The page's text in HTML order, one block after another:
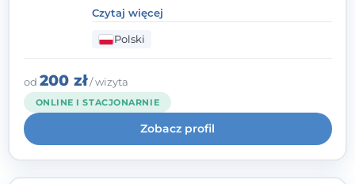
doświadczają kryzysów psychicznych,
traumy, stanów lękowych i trudności
relacyjnych. W pracy kieruję się
uważnością, empatią i głębokim
szacunkiem dla indywidualnej historii
każdego człowieka. Jestem w trakcie
czteroletniej szkoły psychoterapii
poznawczo-behawioralnej
rekomendowanej przez PTTPB.
Czytaj więcej
Polski
od 200 zł/ wizyta
ONLINE I STACJONARNIE
Zobacz profil